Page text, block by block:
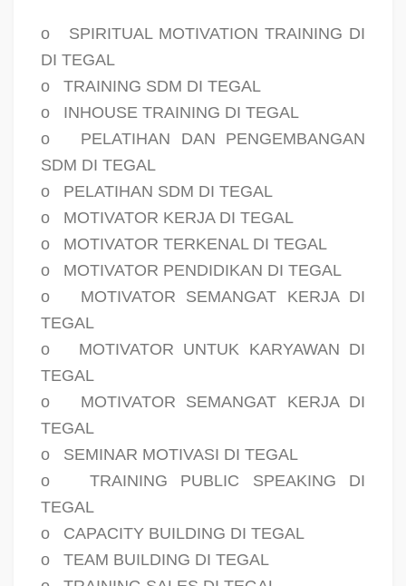
o
SPIRITUAL MOTIVATION TRAINING DI
DI TEGAL
o
TRAINING SDM DI TEGAL
o
INHOUSE TRAINING DI TEGAL
o
PELATIHAN DAN PENGEMBANGAN
SDM DI TEGAL
o
PELATIHAN SDM DI TEGAL
o
MOTIVATOR KERJA DI TEGAL
o
MOTIVATOR TERKENAL DI TEGAL
o
MOTIVATOR PENDIDIKAN DI TEGAL
o
MOTIVATOR SEMANGAT KERJA DI
TEGAL
o
MOTIVATOR UNTUK KARYAWAN DI
TEGAL
o
MOTIVATOR SEMANGAT KERJA DI
TEGAL
o
SEMINAR MOTIVASI DI TEGAL
o
TRAINING PUBLIC SPEAKING DI
TEGAL
o
CAPACITY BUILDING DI TEGAL
o
TEAM BUILDING DI TEGAL